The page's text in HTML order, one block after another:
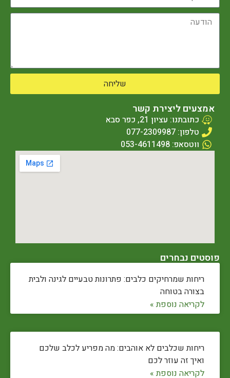
שליחה
אמצעים ליצירת קשר
כתובתנו: עציון 21, כפר סבא
טלפון: 077-2309987
ווטסאפ: 053-4611498
פוסטים נבחרים
ריחות שמרחיקים כלבים: פתרונות טבעיים לגינה ולבית
בצורה בטוחה
לקריאה נוספת »
ריחות שכלבים לא אוהבים: מה מפריע לכלב שלכם
ואיך זה עוזר לכם
לקריאה נוספת »